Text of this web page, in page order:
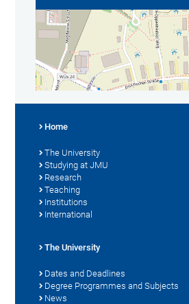
Home
The University
Studying at JMU
Research
Teaching
Institutions
International
The University
Dates and Deadlines
Degree Programmes and Subjects
News